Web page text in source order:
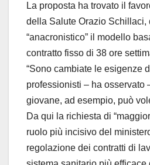
La proposta ha trovato il
della Salute Orazio Schillaci,
“anacronistico” il modello
contratto fisso di 38 ore
“Sono cambiate le esigenze
professionisti – ha osservato
giovane, ad esempio, può
Da qui la richiesta di
ruolo più incisivo del
regolazione dei contratti di